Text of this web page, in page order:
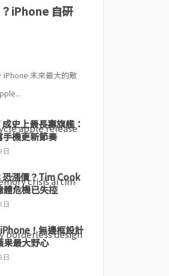
iPhone 自研
iPhone 未來最大的敵
史上最長壽旗艦：
機更新節奏
日
恐漲價？Tim Cook
體危機已失控
日
！無邊框設計
果最大野心
日